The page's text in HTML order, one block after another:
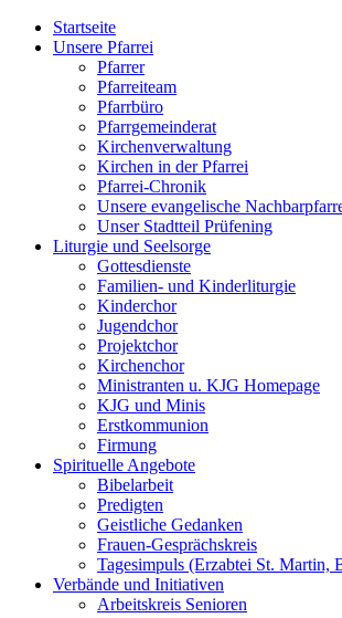
Startseite
Unsere Pfarrei
Pfarrer
Pfarreiteam
Pfarrbüro
Pfarrgemeinderat
Kirchenverwaltung
Kirchen in der Pfarrei
Pfarrei-Chronik
Unsere evangelische
Unser Stadtteil Prüfening
Liturgie und Seelsorge
Gottesdienste
Familien- und Kinderliturgie
Kinderchor
Jugendchor
Projektchor
Kirchenchor
Ministranten u. KJG Homepage
KJG und Minis
Erstkommunion
Firmung
Spirituelle Angebote
Bibelarbeit
Predigten
Geistliche Gedanken
Frauen-Gesprächskreis
Tagesimpuls (Erzabtei St. Martin,
Verbände und Initiativen
Arbeitskreis Senioren